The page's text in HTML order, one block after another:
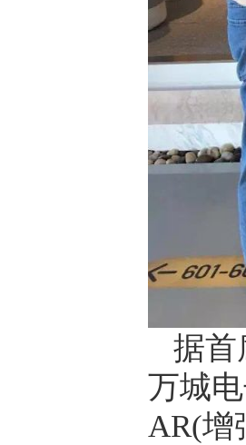
据首
万城
AR(增